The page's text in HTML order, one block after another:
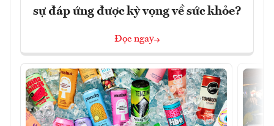
sự đáp ứng được kỳ vọng về sức khỏe?
Đọc ngay